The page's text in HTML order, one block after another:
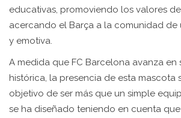
educativas, promoviendo los valores
acercando el Barça a la comunidad de
y emotiva.
A medida que FC Barcelona avanza en
histórica, la presencia de esta mascota
objetivo de ser más que un simple
se ha diseñado teniendo en cuenta